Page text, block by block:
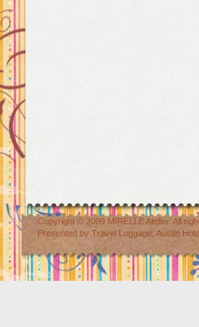
Copyright © 2009 MIRELLE Atelier. All
Presented by Travel Luggage Austin